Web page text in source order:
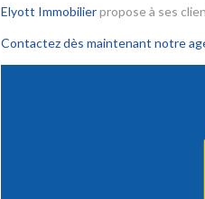
Elyott Immobilierpropose à ses
Contactez dès maintenant notre